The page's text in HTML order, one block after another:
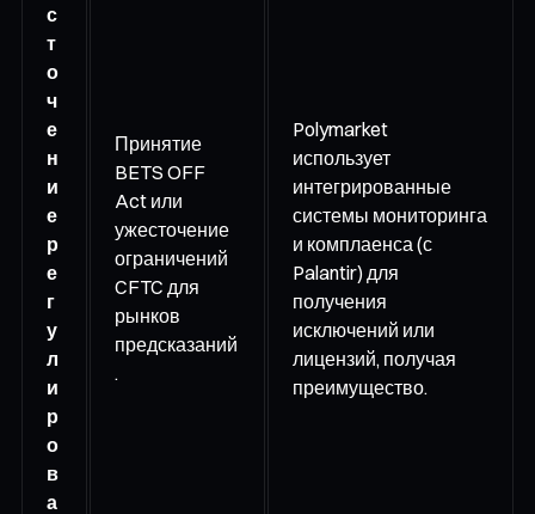
с
т
о
ч
е
н
и
е
р
е
г
у
л
и
р
о
в
а
Принятие
BETS OFF
Act или
ужесточение
ограничений
CFTC для
рынков
предсказаний
.
Polymarket
использует
интегрированные
системы мониторинга
и комплаенса (с
Palantir) для
получения
исключений или
лицензий, получая
преимущество.